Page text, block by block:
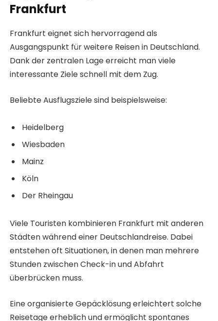
Frankfurt
Frankfurt eignet sich hervorragend als
Ausgangspunkt für weitere Reisen in Deutschland.
Dank der zentralen Lage erreicht man viele
interessante Ziele schnell mit dem Zug.
Beliebte Ausflugsziele sind beispielsweise:
Heidelberg
Wiesbaden
Mainz
Köln
Der Rheingau
Viele Touristen kombinieren Frankfurt mit anderen
Städten während einer Deutschlandreise. Dabei
entstehen oft Situationen, in denen man mehrere
Stunden zwischen Check-in und Abfahrt
überbrücken muss.
Eine organisierte Gepäcklösung erleichtert solche
Reisetage erheblich und ermöglicht spontanes